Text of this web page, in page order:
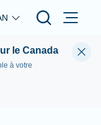
main content
le Canada
à votre